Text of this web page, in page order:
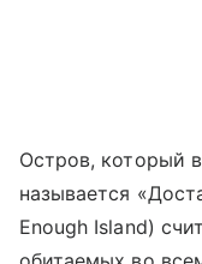
Остров, который
называется
Enough Island)